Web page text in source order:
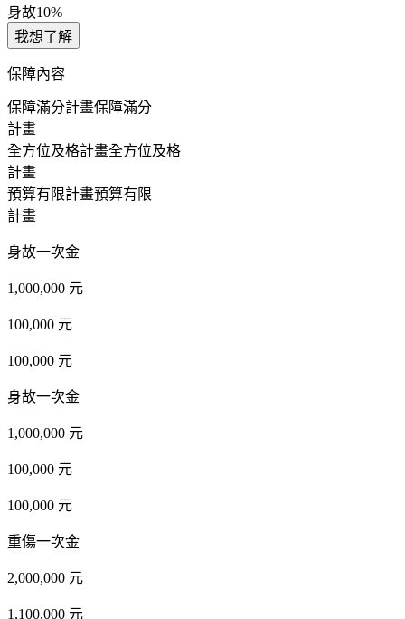
身故10%
我想了解
保障內容
保障滿分計畫保障滿分
計畫
全方位及格計畫全方位及格
計畫
預算有限計畫預算有限
計畫
身故一次金
1,000,000 元
100,000 元
100,000 元
身故一次金
1,000,000 元
100,000 元
100,000 元
重傷一次金
2,000,000 元
1,100,000 元